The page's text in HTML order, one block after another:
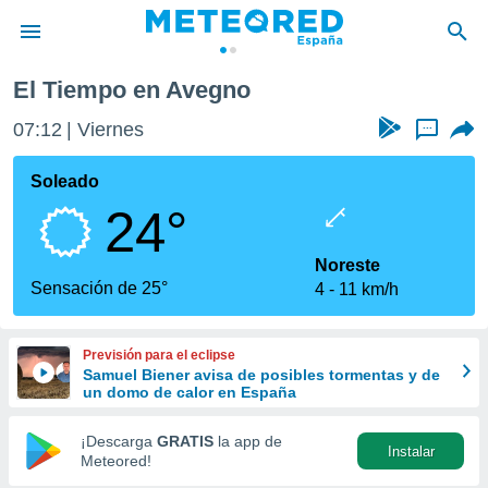
de
por
que se
calidad.
a este
las
y
forma
digital
basada
El Tiempo en Avegno
07:12 Viernes ...
Soleado
24°
Sensación de 25°
Noreste
4
11 km/h
Previsión para el eclipse
Samuel Biener avisa de posibles tormentas y de
un domo de calor en España
¡Descarga GRATIS la app de
Meteored!
Instalar